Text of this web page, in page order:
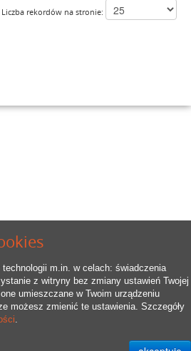
m.in. w celach: świadczenia
z witryny bez zmiany ustawień Twojej
umieszczane w Twoim urządzeniu
możesz zmienić te ustawienia. Szczegóły
.
Liczba rekordów na stronie: